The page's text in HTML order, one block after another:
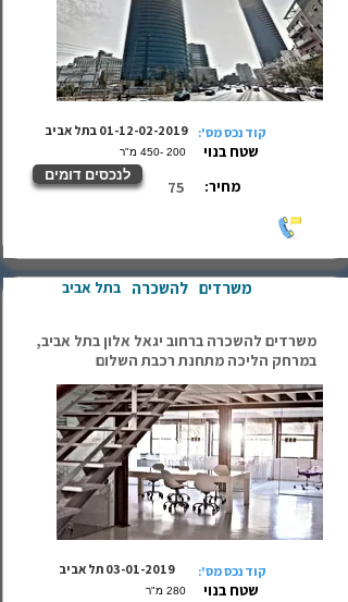
קוד נכס מס':
לנכסים דומים
01-12-02-2019 בתל אביב
שטח בנוי 200 -450 מ"ר
מחיר: 75
בתל אביב משרדים להשכרה
משרדים להשכרה ברחוב יגאל אלון בתל אביב,
במרחק הליכה מתחנת רכבת השלום
קוד נכס מס': 03-01-2019 תל אביב
שטח בנוי 280 מ"ר